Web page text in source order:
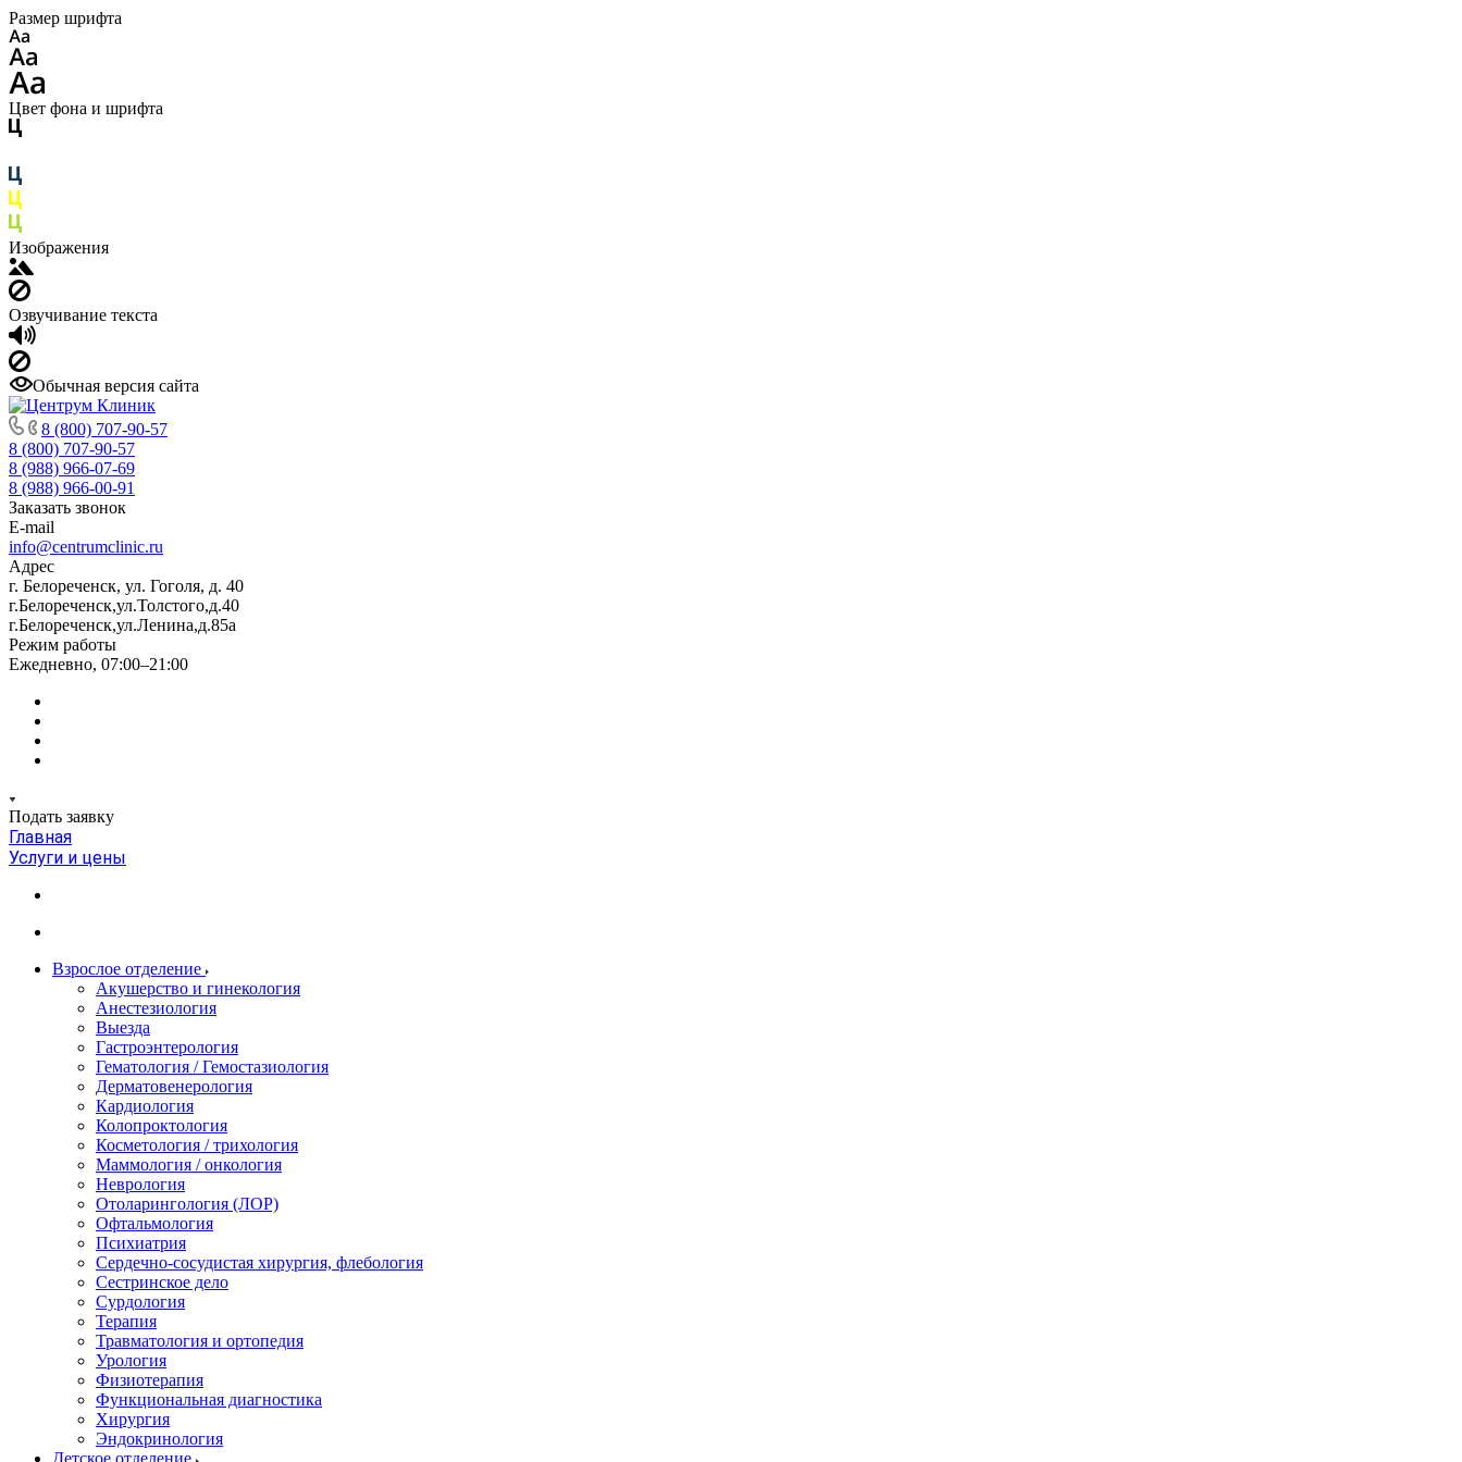
Размер шрифта
Цвет фона и шрифта
Изображения
Озвучивание текста
Обычная версия сайта
8 (800) 707-90-57
8 (800) 707-90-57
8 (988) 966-07-69
8 (988) 966-00-91
Заказать звонок
E-mail
info@centrumclinic.ru
Адрес
г. Белореченск, ул. Гоголя, д. 40
г.Белореченск,ул.Толстого,д.40
г.Белореченск,ул.Ленина,д.85а
Режим работы
Ежедневно, 07:00–21:00
Подать заявку
Главная
Услуги и цены
Взрослое отделение
Акушерство и гинекология
Анестезиология
Выезда
Гастроэнтерология
Гематология / Гемостазиология
Дерматовенерология
Кардиология
Колопроктология
Косметология / трихология
Маммология / онкология
Неврология
Отоларингология (ЛОР)
Офтальмология
Психиатрия
Сердечно-сосудистая хирургия, флебология
Сестринское дело
Сурдология
Терапия
Травматология и ортопедия
Урология
Физиотерапия
Функциональная диагностика
Хирургия
Эндокринология
Детское отделение